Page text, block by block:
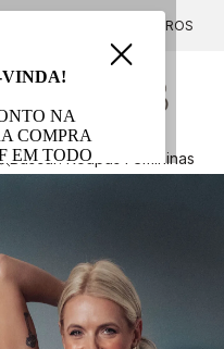
PARCELE EM ATÉ 10X S/ JUROS